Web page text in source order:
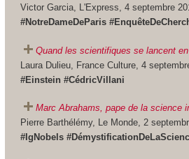
Victor Garcia, L'Express, 4 septembre
#NotreDameDeParis
Quand les scientifiques se lancent
Laura Dulieu, France Culture, 4
#Einstein #CédricVillani
Marc Abrahams, pape de la science
Pierre Barthélémy, Le Monde, 2
#IgNobels